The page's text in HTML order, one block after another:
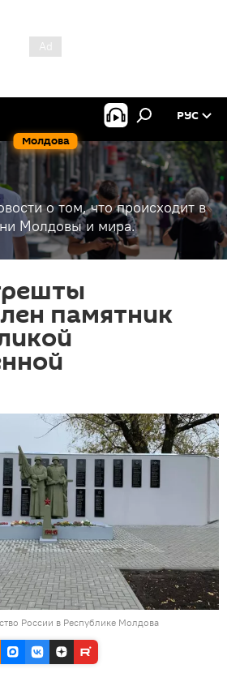
Молдова
РУС
о том, что происходит в
Молдовы и мира.
памятник
России в Республике Молдова